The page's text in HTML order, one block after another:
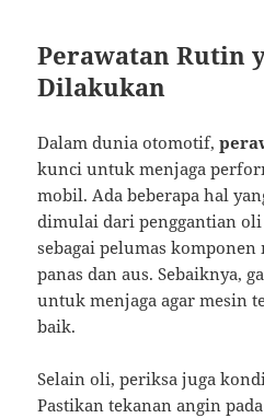
Perawatan Rutin
Dilakukan
Dalam dunia otomotif,
kunci untuk menjaga
mobil. Ada beberapa hal
dimulai dari penggantian
sebagai pelumas komponen
panas dan aus. Sebaiknya,
untuk menjaga agar mesin
baik.
Selain oli, periksa juga
Pastikan tekanan angin